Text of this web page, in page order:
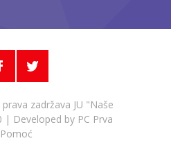
zadržava JU "Naše
| Developed by PC Prva
Pomoć